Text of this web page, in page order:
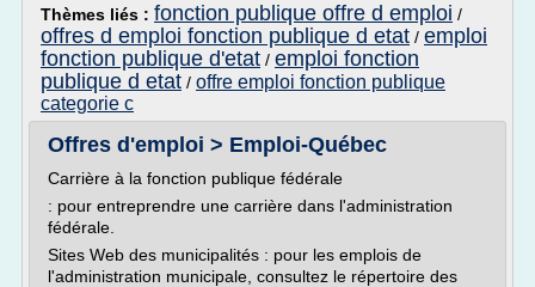
Thèmes liés : fonction publique offre d emploi /
offres d emploi fonction publique d etat / emploi
fonction publique d'etat / emploi fonction
publique d etat / offre emploi fonction publique
categorie c
Offres d'emploi > Emploi-Québec
Carrière à la fonction publique fédérale
: pour entreprendre une carrière dans l'administration
fédérale.
Sites Web des municipalités : pour les emplois de
l'administration municipale, consultez le répertoire des